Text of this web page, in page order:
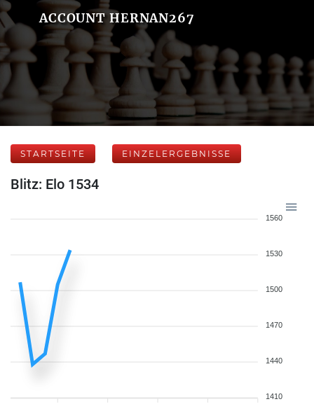
ACCOUNT HERNAN267
STARTSEITE EINZELERGEBNISSE
Blitz: Elo 1534
1560
1530
1500
1470
1440
1410